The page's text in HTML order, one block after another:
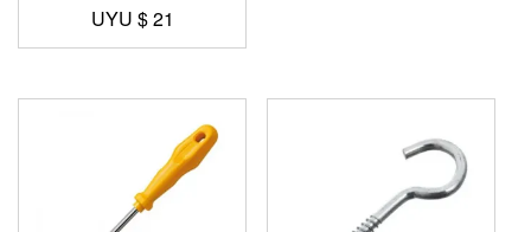
UYU $21